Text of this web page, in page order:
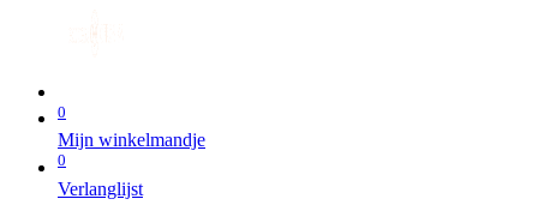
0
Mijn winkelmandje
0
Verlanglijst